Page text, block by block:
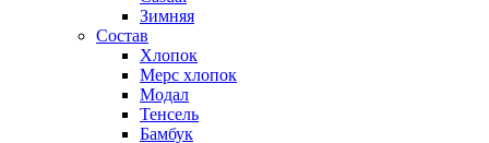
Зимняя
Состав
Хлопок
Мерс хлопок
Модал
Тенсель
Бамбук